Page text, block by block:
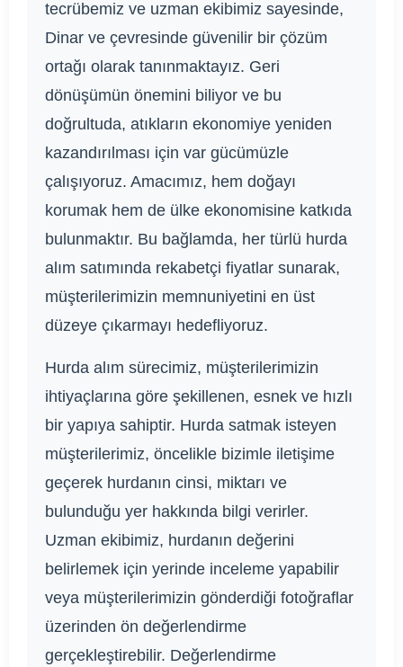
tecrübemiz ve uzman ekibimiz sayesinde,
Dinar ve çevresinde güvenilir bir çözüm
ortağı olarak tanınmaktayız. Geri
dönüşümün önemini biliyor ve bu
doğrultuda, atıkların ekonomiye yeniden
kazandırılması için var gücümüzle
çalışıyoruz. Amacımız, hem doğayı
korumak hem de ülke ekonomisine katkıda
bulunmaktır. Bu bağlamda, her türlü hurda
alım satımında rekabetçi fiyatlar sunarak,
müşterilerimizin memnuniyetini en üst
düzeye çıkarmayı hedefliyoruz.
Hurda alım sürecimiz, müşterilerimizin
ihtiyaçlarına göre şekillenen, esnek ve hızlı
bir yapıya sahiptir. Hurda satmak isteyen
müşterilerimiz, öncelikle bizimle iletişime
geçerek hurdanın cinsi, miktarı ve
bulunduğu yer hakkında bilgi verirler.
Uzman ekibimiz, hurdanın değerini
belirlemek için yerinde inceleme yapabilir
veya müşterilerimizin gönderdiği fotoğraflar
üzerinden ön değerlendirme
gerçekleştirebilir. Değerlendirme